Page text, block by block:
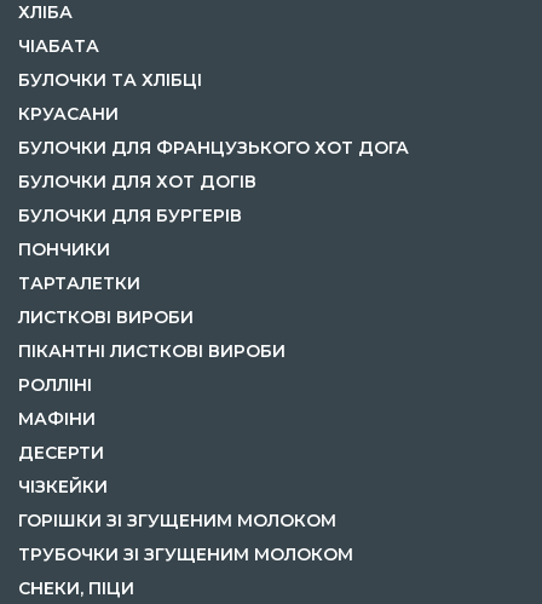
ХЛІБА
ЧІАБАТА
БУЛОЧКИ ТА ХЛІБЦІ
КРУАСАНИ
БУЛОЧКИ ДЛЯ ФРАНЦУЗЬКОГО ХОТ ДОГА
БУЛОЧКИ ДЛЯ ХОТ ДОГІВ
БУЛОЧКИ ДЛЯ БУРГЕРІВ
ПОНЧИКИ
ТАРТАЛЕТКИ
ЛИСТКОВІ ВИРОБИ
ПІКАНТНІ ЛИСТКОВІ ВИРОБИ
РОЛЛІНІ
МАФІНИ
ДЕСЕРТИ
ЧІЗКЕЙКИ
ГОРІШКИ ЗІ ЗГУЩЕНИМ МОЛОКОМ
ТРУБОЧКИ ЗІ ЗГУЩЕНИМ МОЛОКОМ
СНЕКИ, ПІЦИ